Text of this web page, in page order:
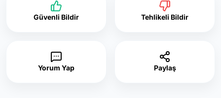
Güvenli Bildir Tehlikeli Bildir
Yorum Yap Paylaş